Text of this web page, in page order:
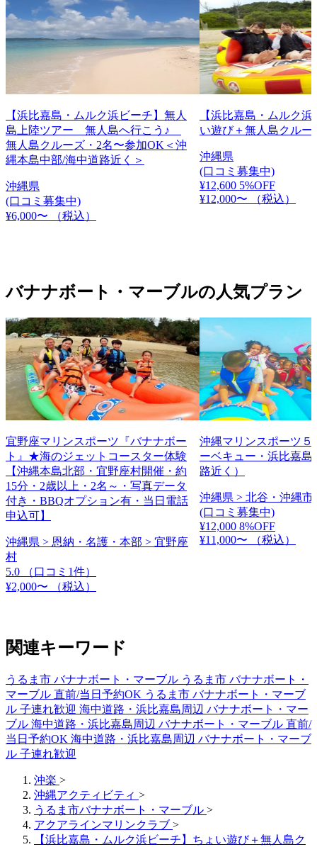
【浜比嘉島・ムルク浜ビーチ】無人
島上陸ツアー 無人島へ行こう♪
無人島クルーズ・2名〜参加OK＜沖
縄本島中部/海中道路近く＞
沖縄県
(口コミ募集中)
¥6,000〜
（税込）
【浜比嘉島・ムルク
い遊び＋無人島クルー
沖縄県
(口コミ募集中)
¥12,600 5%OFF
¥12,000〜
（税込）
バナナボート・マーブルの人気プラン
宜野座マリンスポーツ『バナナボー
ト』★海のジェットコースター体験
【沖縄本島北部・宜野座村開催・約
15分・2歳以上・2名～・写真データ
付き・BBQオプション有・当日電話
申込可】
沖縄県 > 恩納・名護・本部 > 宜野座
村
5.0
（口コミ1件）
¥2,000〜
（税込）
沖縄マリンスポーツ５
ーベキュー・浜比嘉島
路近く）
沖縄県 > 北谷・沖縄市
(口コミ募集中)
¥12,000 8%OFF
¥11,000〜
（税込）
関連キーワード
うるま市 バナナボート・マーブル うるま市 バナナボート・
マーブル 直前/当日予約OK うるま市 バナナボート・マーブ
ル 子連れ歓迎 海中道路・浜比嘉島周辺 バナナボート・マー
ブル 海中道路・浜比嘉島周辺 バナナボート・マーブル 直前/
当日予約OK 海中道路・浜比嘉島周辺 バナナボート・マーブ
ル 子連れ歓迎
沖楽 >
沖縄アクティビティ >
うるま市バナナボート・マーブル >
アクアラインマリンクラブ >
【浜比嘉島・ムルク浜ビーチ】ちょい遊び＋無人島ク